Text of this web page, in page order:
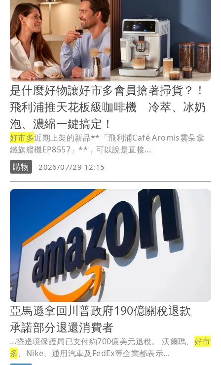
是什麼好物讓好市多會員搶著掃貨？！
飛利浦推天花板級咖啡機 冷萃、冰奶
泡、濃縮一鍵搞定！
好市多近期上架的新品**「飛利浦Café Aromis雲朵拿
鐵旗艦機EP8557」**，可以說是直接...
購物
2026/07/29 12:15
亞馬遜拿回川普政府190億關稅退款
承諾部分退還消費者
...暨邊境保護局已支付約700億美元退稅。 沃爾瑪、 好市
多、Nike、通用汽車及FedEx等企業都表示...